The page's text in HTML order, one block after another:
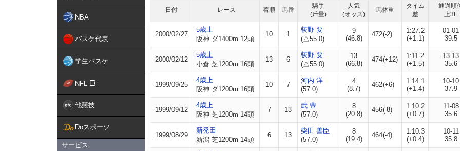
NBA
バスケ代表
学生バスケ
NFL
他競技
Doスポーツ
サービス
日付 レース 着順 馬番
騎手
(斤量)
人気
(オッズ)
馬体重
タイム
差
通過順
上3F
2000/02/27
5歳上
阪神 ダ1400m 12頭
10 1
荻野 要
(△55.0)
9
(46.8)
472(-2)
1:27.2
(+1.1)
01-01
39.5
2000/02/12
5歳上
小倉 芝1200m 16頭
13 6
荻野 要
(△55.0)
13
(66.8)
474(+12)
1:11.2
(+1.5)
13-13
35.6
1999/09/25
4歳上
阪神 ダ1200m 16頭
10 7
河内 洋
(57.0)
4
(8.7)
462(+6)
1:14.1
(+1.4)
10-10
37.9
1999/09/12
4歳上
阪神 芝1200m 14頭
7 13
武 豊
(57.0)
8
(20.8)
456(-8)
1:10.2
(+0.7)
11-08
35.6
1999/08/29
新発田
新潟 芝1200m 14頭
6 13
柴田 善臣
(57.0)
8
(19.4)
464(-4)
1:10.3
(+0.4)
10-11
35.8